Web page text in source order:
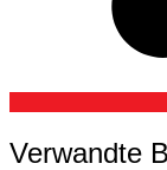
Verwandte